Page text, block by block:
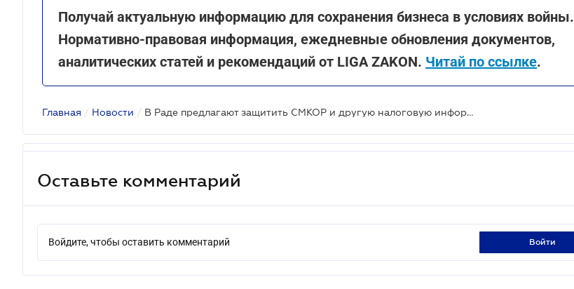
Получай актуальную информацию для сохранения бизнеса в условиях войны.
Нормативно-правовая информация, ежедневные обновления документов,
аналитических статей и рекомендаций от LIGA ZAKON. Читай по ссылке.
Главная / Новости / В Раде предлагают защитить СМКОР и другую налоговую информацию от ручного вмешательства - проект
Оставьте комментарий
Войдите, чтобы оставить комментарий войти